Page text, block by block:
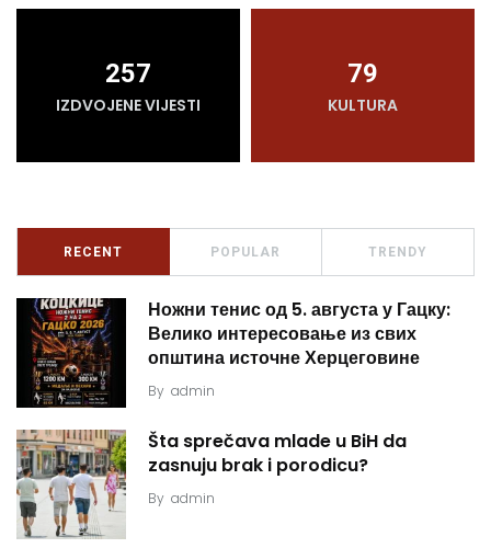
257
IZDVOJENE VIJESTI
79
KULTURA
RECENT POPULAR TRENDY
Ножни тенис од 5. августа у Гацку:
Велико интересовање из свих
општина источне Херцеговине
By admin
Šta sprečava mlade u BiH da
zasnuju brak i porodicu?
By admin